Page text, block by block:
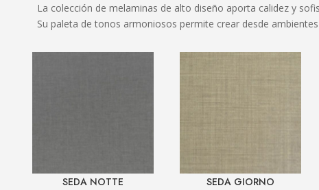
La colección de melaminas de alto diseño aporta calidez y
Su paleta de tonos armoniosos permite crear desde
SEDA NOTTE SEDA GIORNO